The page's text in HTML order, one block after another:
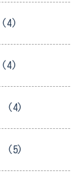
(4)
(4)
(4)
(5)